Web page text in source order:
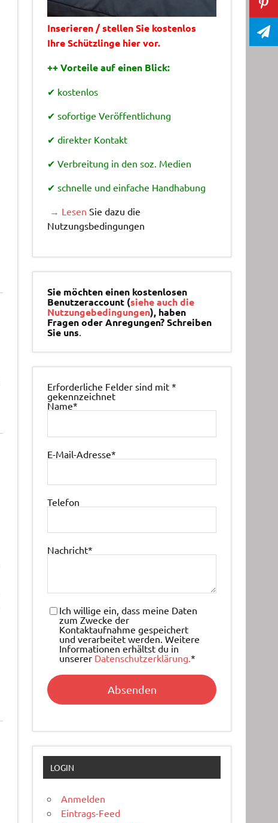
Inserieren / stellen Sie kostenlos
Ihre Schützlinge hier vor.
++ Vorteile auf einen Blick:
✔ kostenlos
✔ sofortige Veröffentlichung
✔ direkter Kontakt
✔ Verbreitung in den soz. Medien
✔ schnelle und einfache Handhabung
→ Lesen Sie dazu die
Nutzungsbedingungen
Sie möchten einen kostenlosen
Benutzeraccount (siehe auch die
Nutzungebedingungen), haben
Fragen oder Anregungen? Schreiben
Sie uns.
Erforderliche Felder sind mit*
gekennzeichnet
Name*
E-Mail-Adresse*
Telefon
Nachricht*
Ich willige ein, dass meine Daten
zum Zwecke der
Kontaktaufnahme gespeichert
und verarbeitet werden. Weitere
Informationen erhältst du in
unserer Datenschutzerklärung.*
LOGIN
Anmelden
Eintrags-Feed